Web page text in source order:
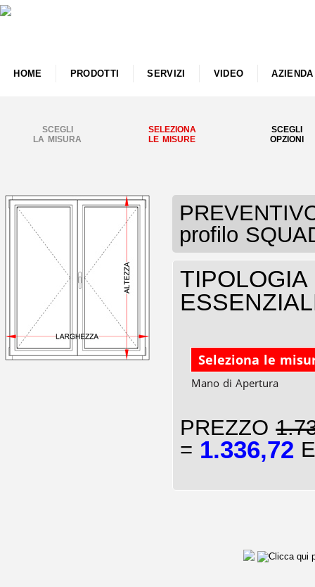
HOME PRODOTTI SERVIZI VIDEO AZIENDA
SCEGLI
LA MISURA
SELEZIONA
LE MISURE
SCEGLI
OPZIONI
profilo
Seleziona le
Mano di Apertura
PREZZO
= 1.336,72